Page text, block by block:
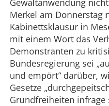
Gewaltanwendung
Merkel am Donnerstag
Kabinettsklausur in
mit einem Wort das
Demonstranten zu
Bundesregierung sei
und empört“ darüber,
Gesetze
Grundfreiheiten infrage